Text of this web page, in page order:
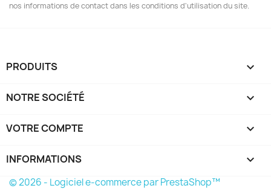
nos informations de contact dans les conditions d'utilisation du site.
PRODUITS 
NOTRE SOCIÉTÉ 
VOTRE COMPTE 
INFORMATIONS keyboard_arrow_down
© 2026 - Logiciel e-commerce par PrestaShop™